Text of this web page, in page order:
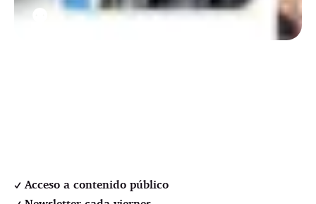
⚉
Acceso a contenido público